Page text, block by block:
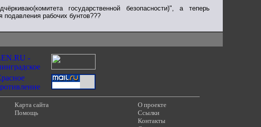
государственной безопасности)", а теперь
рабочих бунтов???
Карта сайта
Помощь
О проекте
Ссылки
Контакты